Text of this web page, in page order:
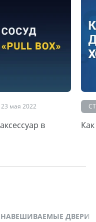
23 мая 2022
в
ДВЕРИ